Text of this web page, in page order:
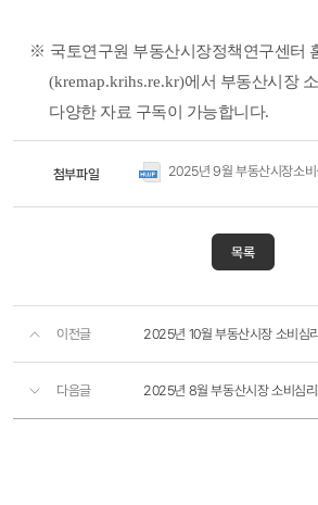
※ 국토연구원 부동산시장정책연구센터
(kremap.krihs.re.kr)에서 부동산시장
다양한 자료 구독이 가능합니다.
첨부파일 2025년 9월 부동산시장소비심리지수(
목록
이전글 2025년 10월 부동산시장 소비심
다음글 2025년 8월 부동산시장 소비심